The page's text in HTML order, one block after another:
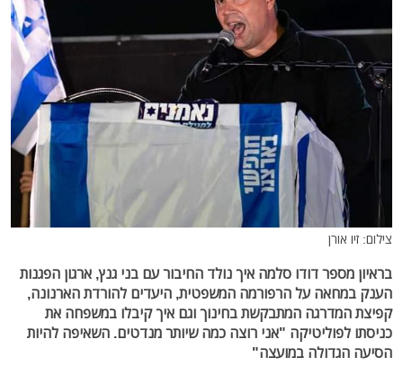
צילום: זיו אורן
בראיון מספר דודו סלמה איך נולד החיבור עם בני גנץ, ארגון הפגנות
הענק במחאה על הרפורמה המשפטית, היעדים להורדת הארנונה,
קפיצת המדרגה המתבקשת בחינוך וגם איך קיבלו במשפחה את
כניסתו לפוליטיקה "אני רוצה כמה שיותר מנדטים. השאיפה להיות
הסיעה הגדולה במועצה"